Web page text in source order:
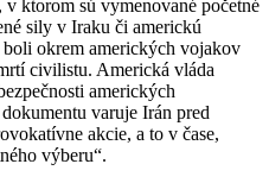
ktorom sú vymenované početné
sily v Iraku či americkú
okrem amerických vojakov
civilistu. Americká vláda
amerických
varuje Irán pred
akcie, a to v čase,
výberu“.